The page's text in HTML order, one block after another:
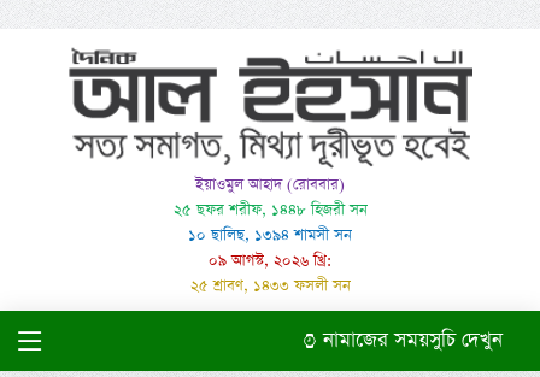
ইয়াওমুল আহাদ (রোববার)
২৫ ছফর শরীফ, ১৪৪৮ হিজরী সন
১০ ছালিছ, ১৩৯৪ শামসী সন
০৯ আগস্ট, ২০২৬ খ্রি:
২৫ শ্রাবণ, ১৪৩৩ ফসলী সন
নামাজের সময়সুচি দেখুন